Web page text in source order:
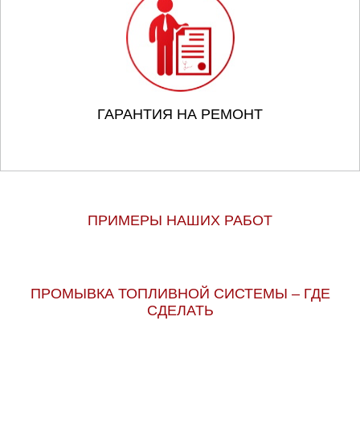
ГАРАНТИЯ НА РЕМОНТ
ПРИМЕРЫ НАШИХ РАБОТ
ПРОМЫВКА ТОПЛИВНОЙ СИСТЕМЫ – ГДЕ
СДЕЛАТЬ